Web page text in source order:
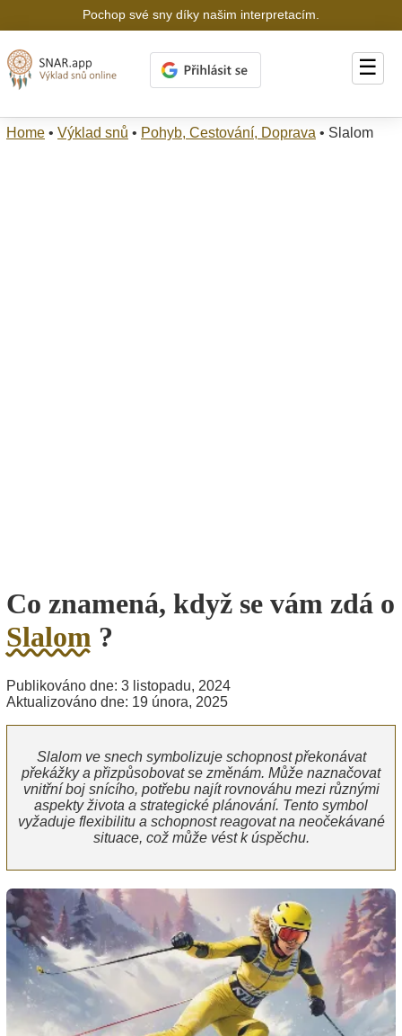
Pochop své sny díky našim interpretacím.
☰
Home • Výklad snů • Pohyb, Cestování, Doprava • Slalom
Co znamená, když se vám zdá o
Slalom ?
Publikováno dne: 3 listopadu, 2024
Aktualizováno dne: 19 února, 2025
Slalom ve snech symbolizuje schopnost překonávat
překážky a přizpůsobovat se změnám. Může naznačovat
vnitřní boj snícího, potřebu najít rovnováhu mezi různými
aspekty života a strategické plánování. Tento symbol
vyžaduje flexibilitu a schopnost reagovat na neočekávané
situace, což může vést k úspěchu.